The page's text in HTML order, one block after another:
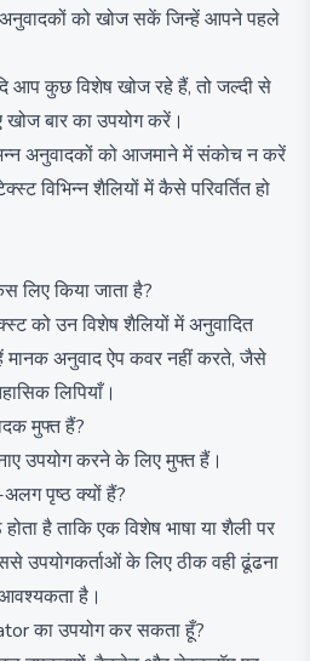
को खोज सकें जिन्हें आपने पहले
आप कुछ विशेष खोज रहे हैं, तो जल्दी से
बार का उपयोग करें।
अनुवादकों को आजमाने में संकोच न करें
विभिन्न शैलियों में कैसे परिवर्तित हो
लिए किया जाता है?
को उन विशेष शैलियों में अनुवादित
मानक अनुवाद ऐप कवर नहीं करते, जैसे
लिपियाँ।
मुफ्त हैं?
उपयोग करने के लिए मुफ्त हैं।
पृष्ठ क्यों हैं?
है ताकि एक विशेष भाषा या शैली पर
उपयोगकर्ताओं के लिए ठीक वही ढूंढना
है।
का उपयोग कर सकता हूँ?